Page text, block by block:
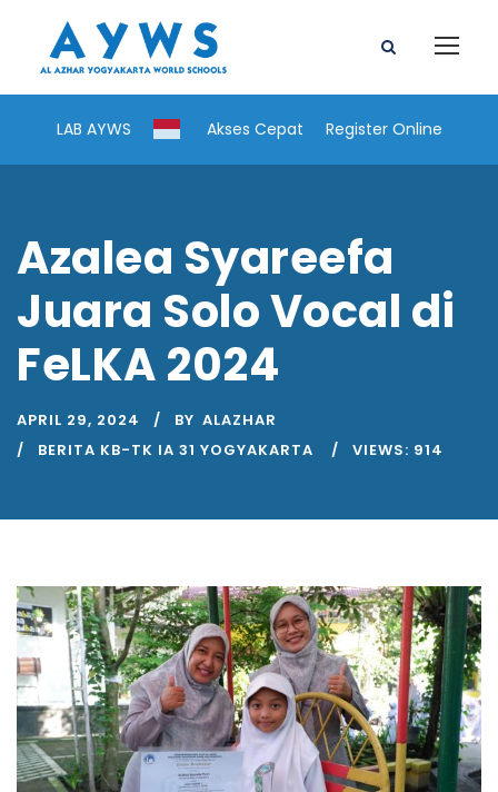
LAB AYWS Akses Cepat Register Online
Azalea Syareefa
Juara Solo Vocal di
FeLKA 2024
APRIL 29, 2024 BY ALAZHAR
BERITA KB-TK IA 31 YOGYAKARTA
VIEWS: 914